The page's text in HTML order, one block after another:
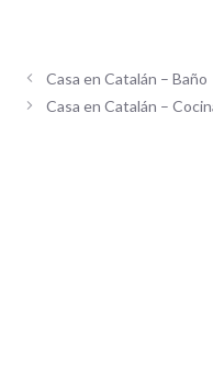
Casa en Catalán – Baño
Casa en Catalán –